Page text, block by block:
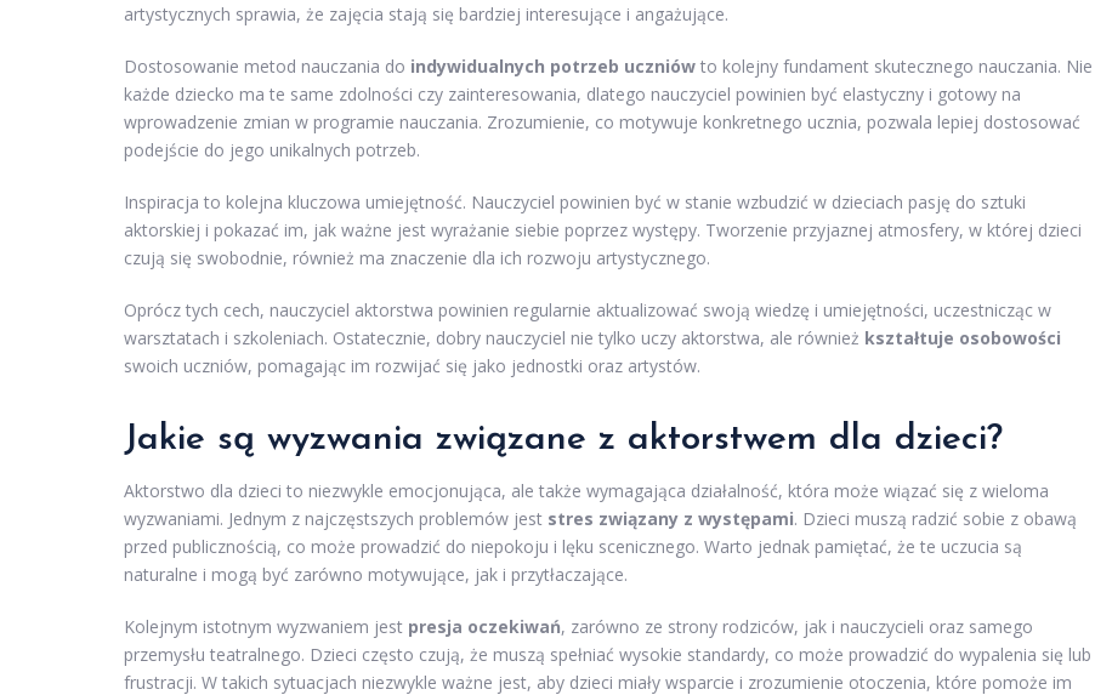
artystycznych sprawia, że zajęcia stają się bardziej interesujące i angażujące.
Dostosowanie metod nauczania do indywidualnych potrzeb uczniów to kolejny fundament skutecznego nauczania. Nie
każde dziecko ma te same zdolności czy zainteresowania, dlatego nauczyciel powinien być elastyczny i gotowy na
wprowadzenie zmian w programie nauczania. Zrozumienie, co motywuje konkretnego ucznia, pozwala lepiej dostosować
podejście do jego unikalnych potrzeb.
Inspiracja to kolejna kluczowa umiejętność. Nauczyciel powinien być w stanie wzbudzić w dzieciach pasję do sztuki
aktorskiej i pokazać im, jak ważne jest wyrażanie siebie poprzez występy. Tworzenie przyjaznej atmosfery, w której dzieci
czują się swobodnie, również ma znaczenie dla ich rozwoju artystycznego.
Oprócz tych cech, nauczyciel aktorstwa powinien regularnie aktualizować swoją wiedzę i umiejętności, uczestnicząc w
warsztatach i szkoleniach. Ostatecznie, dobry nauczyciel nie tylko uczy aktorstwa, ale również kształtuje osobowości
swoich uczniów, pomagając im rozwijać się jako jednostki oraz artystów.
Jakie są wyzwania związane z aktorstwem dla dzieci?
Aktorstwo dla dzieci to niezwykle emocjonująca, ale także wymagająca działalność, która może wiązać się z wieloma
wyzwaniami. Jednym z najczęstszych problemów jest stres związany z występami. Dzieci muszą radzić sobie z obawą
przed publicznością, co może prowadzić do niepokoju i lęku scenicznego. Warto jednak pamiętać, że te uczucia są
naturalne i mogą być zarówno motywujące, jak i przytłaczające.
Kolejnym istotnym wyzwaniem jest presja oczekiwań, zarówno ze strony rodziców, jak i nauczycieli oraz samego
przemysłu teatralnego. Dzieci często czują, że muszą spełniać wysokie standardy, co może prowadzić do wypalenia się lub
frustracji. W takich sytuacjach niezwykle ważne jest, aby dzieci miały wsparcie i zrozumienie otoczenia, które pomoże im